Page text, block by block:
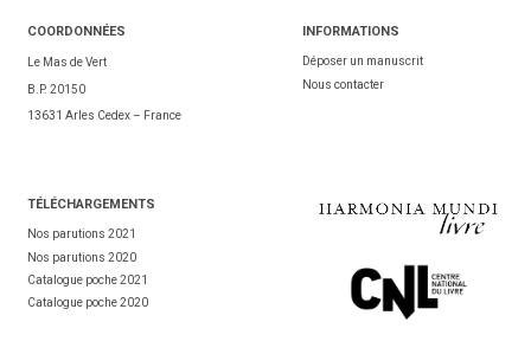
COORDONNÉES
Le Mas de Vert
B.P. 20150
13631 Arles Cedex – France
INFORMATIONS
Déposer un manuscrit
Nous contacter
TÉLÉCHARGEMENTS
Nos parutions 2021
Nos parutions 2020
Catalogue poche 2021
Catalogue poche 2020